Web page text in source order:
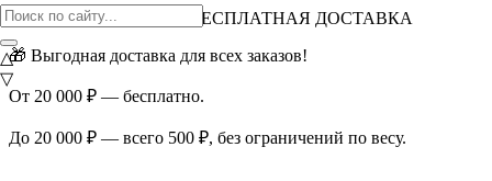
ВНИМАНИЕ АКЦИЯ!
БЕСПЛАТНАЯ ДОСТАВКА
🎁 Выгодная доставка для всех заказов!
От 20 000 ₽ — бесплатно.
До 20 000 ₽ — всего 500 ₽, без ограничений по весу.
△
▽